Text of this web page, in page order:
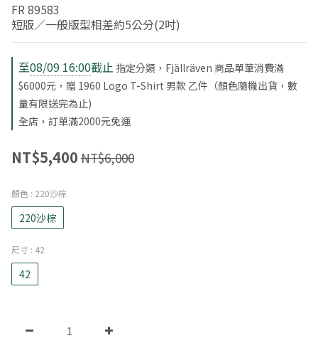
FR 89583
短版／一般版型相差約5公分(2吋)
至08/09 16:00截止 指定分類，Fjällräven 商品單筆消費滿
$6000元，贈 1960 Logo T-Shirt 男款 乙件（顏色隨機出貨，數
量有限送完為止)
全店，訂單滿2000元免運
NT$5,400 NT$6,000
顏色 : 220沙棕
220沙棕
尺寸 : 42
42